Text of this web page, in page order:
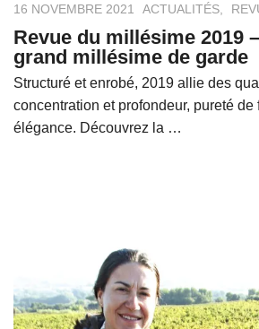
16 NOVEMBRE 2021 ACTUALITÉS
Revue du millésime 2019
grand millésime de garde
Structuré et enrobé, 2019 allie des
concentration et profondeur, pureté de
élégance. Découvrez la …